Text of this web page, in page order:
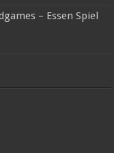
– Essen Spiel